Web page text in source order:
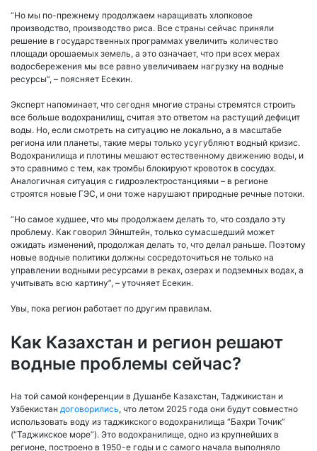
“Но мы по-прежнему продолжаем наращивать хлопковое
производство, производство риса. Все страны сейчас приняли
решение в государственных программах увеличить количество
площади орошаемых земель, а это означает, что при всех мерах
водосбережения мы все равно увеличиваем нагрузку на водные
ресурсы”, – поясняет Есекин.
Эксперт напоминает, что сегодня многие страны стремятся строить
все больше водохранилищ, считая это ответом на растущий дефицит
воды. Но, если смотреть на ситуацию не локально, а в масштабе
региона или планеты, такие меры только усугубляют водный кризис.
Водохранилища и плотины мешают естественному движению воды, и
это сравнимо с тем, как тромбы блокируют кровоток в сосудах.
Аналогичная ситуация с гидроэлектростанциями – в регионе
строятся новые ГЭС, и они тоже нарушают природные речные потоки.
“Но самое худшее, что мы продолжаем делать то, что создало эту
проблему. Как говорил Эйнштейн, только сумасшедший может
ожидать изменений, продолжая делать то, что делал раньше. Поэтому
новые водные политики должны сосредоточиться не только на
управлении водными ресурсами в реках, озерах и подземных водах, а
учитывать всю картину”, – уточняет Есекин.
Увы, пока регион работает по другим правилам.
Как Казахстан и регион решают
водные проблемы сейчас?
На той самой конференции в Душанбе Казахстан, Таджикистан и
Узбекистан договорились, что летом 2025 года они будут совместно
использовать воду из таджикского водохранилища “Бахри Точик”
(“Таджикское море”). Это водохранилище, одно из крупнейших в
регионе, построено в 1950-е годы и с самого начала выполняло